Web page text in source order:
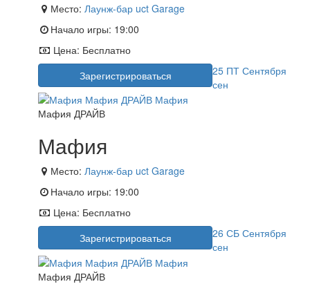
Место: Лаунж-бар uct Garage
Начало игры: 19:00
Цена: Бесплатно
Зарегистрироваться
25 ПТ Сентября
сен
Мафия ДРАЙВ
Мафия
Место: Лаунж-бар uct Garage
Начало игры: 19:00
Цена: Бесплатно
Зарегистрироваться
26 СБ Сентября
сен
Мафия ДРАЙВ